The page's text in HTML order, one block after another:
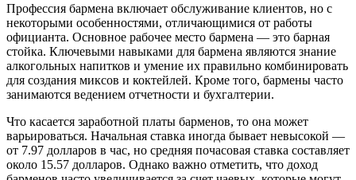
Профессия бармена включает обслуживание клиентов, но с
некоторыми особенностями, отличающимися от работы
официанта. Основное рабочее место бармена — это барная
стойка. Ключевыми навыками для бармена являются знание
алкогольных напитков и умение их правильно комбинировать
для создания миксов и коктейлей. Кроме того, бармены часто
занимаются ведением отчетности и бухгалтерии.
Что касается заработной платы барменов, то она может
варьироваться. Начальная ставка иногда бывает невысокой —
от 7.97 долларов в час, но средняя почасовая ставка составляет
около 15.57 долларов. Однако важно отметить, что доход